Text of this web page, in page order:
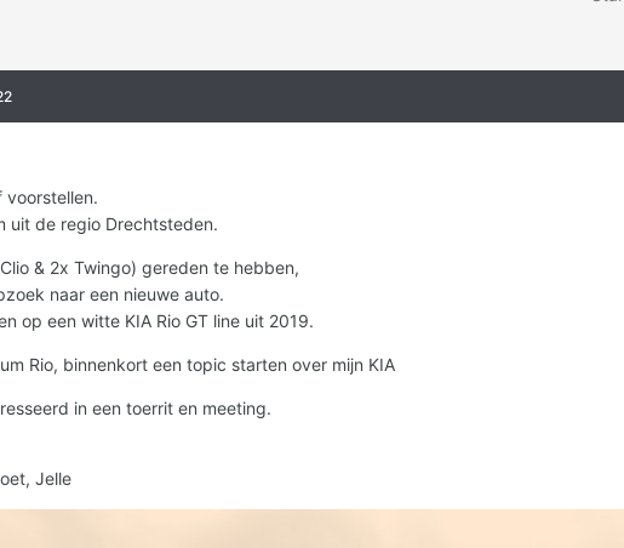
voorstellen.
uit de regio Drechtsteden.
& 2x Twingo) gereden te hebben,
naar een nieuwe auto.
op een witte KIA Rio GT line uit 2019.
Rio, binnenkort een topic starten over mijn KIA
in een toerrit en meeting.
Jelle